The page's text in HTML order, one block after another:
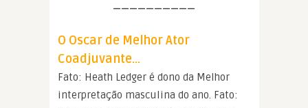
——————————
O Oscar de Melhor Ator
Coadjuvante…
Fato: Heath Ledger é dono da Melhor
interpretação masculina do ano. Fato: